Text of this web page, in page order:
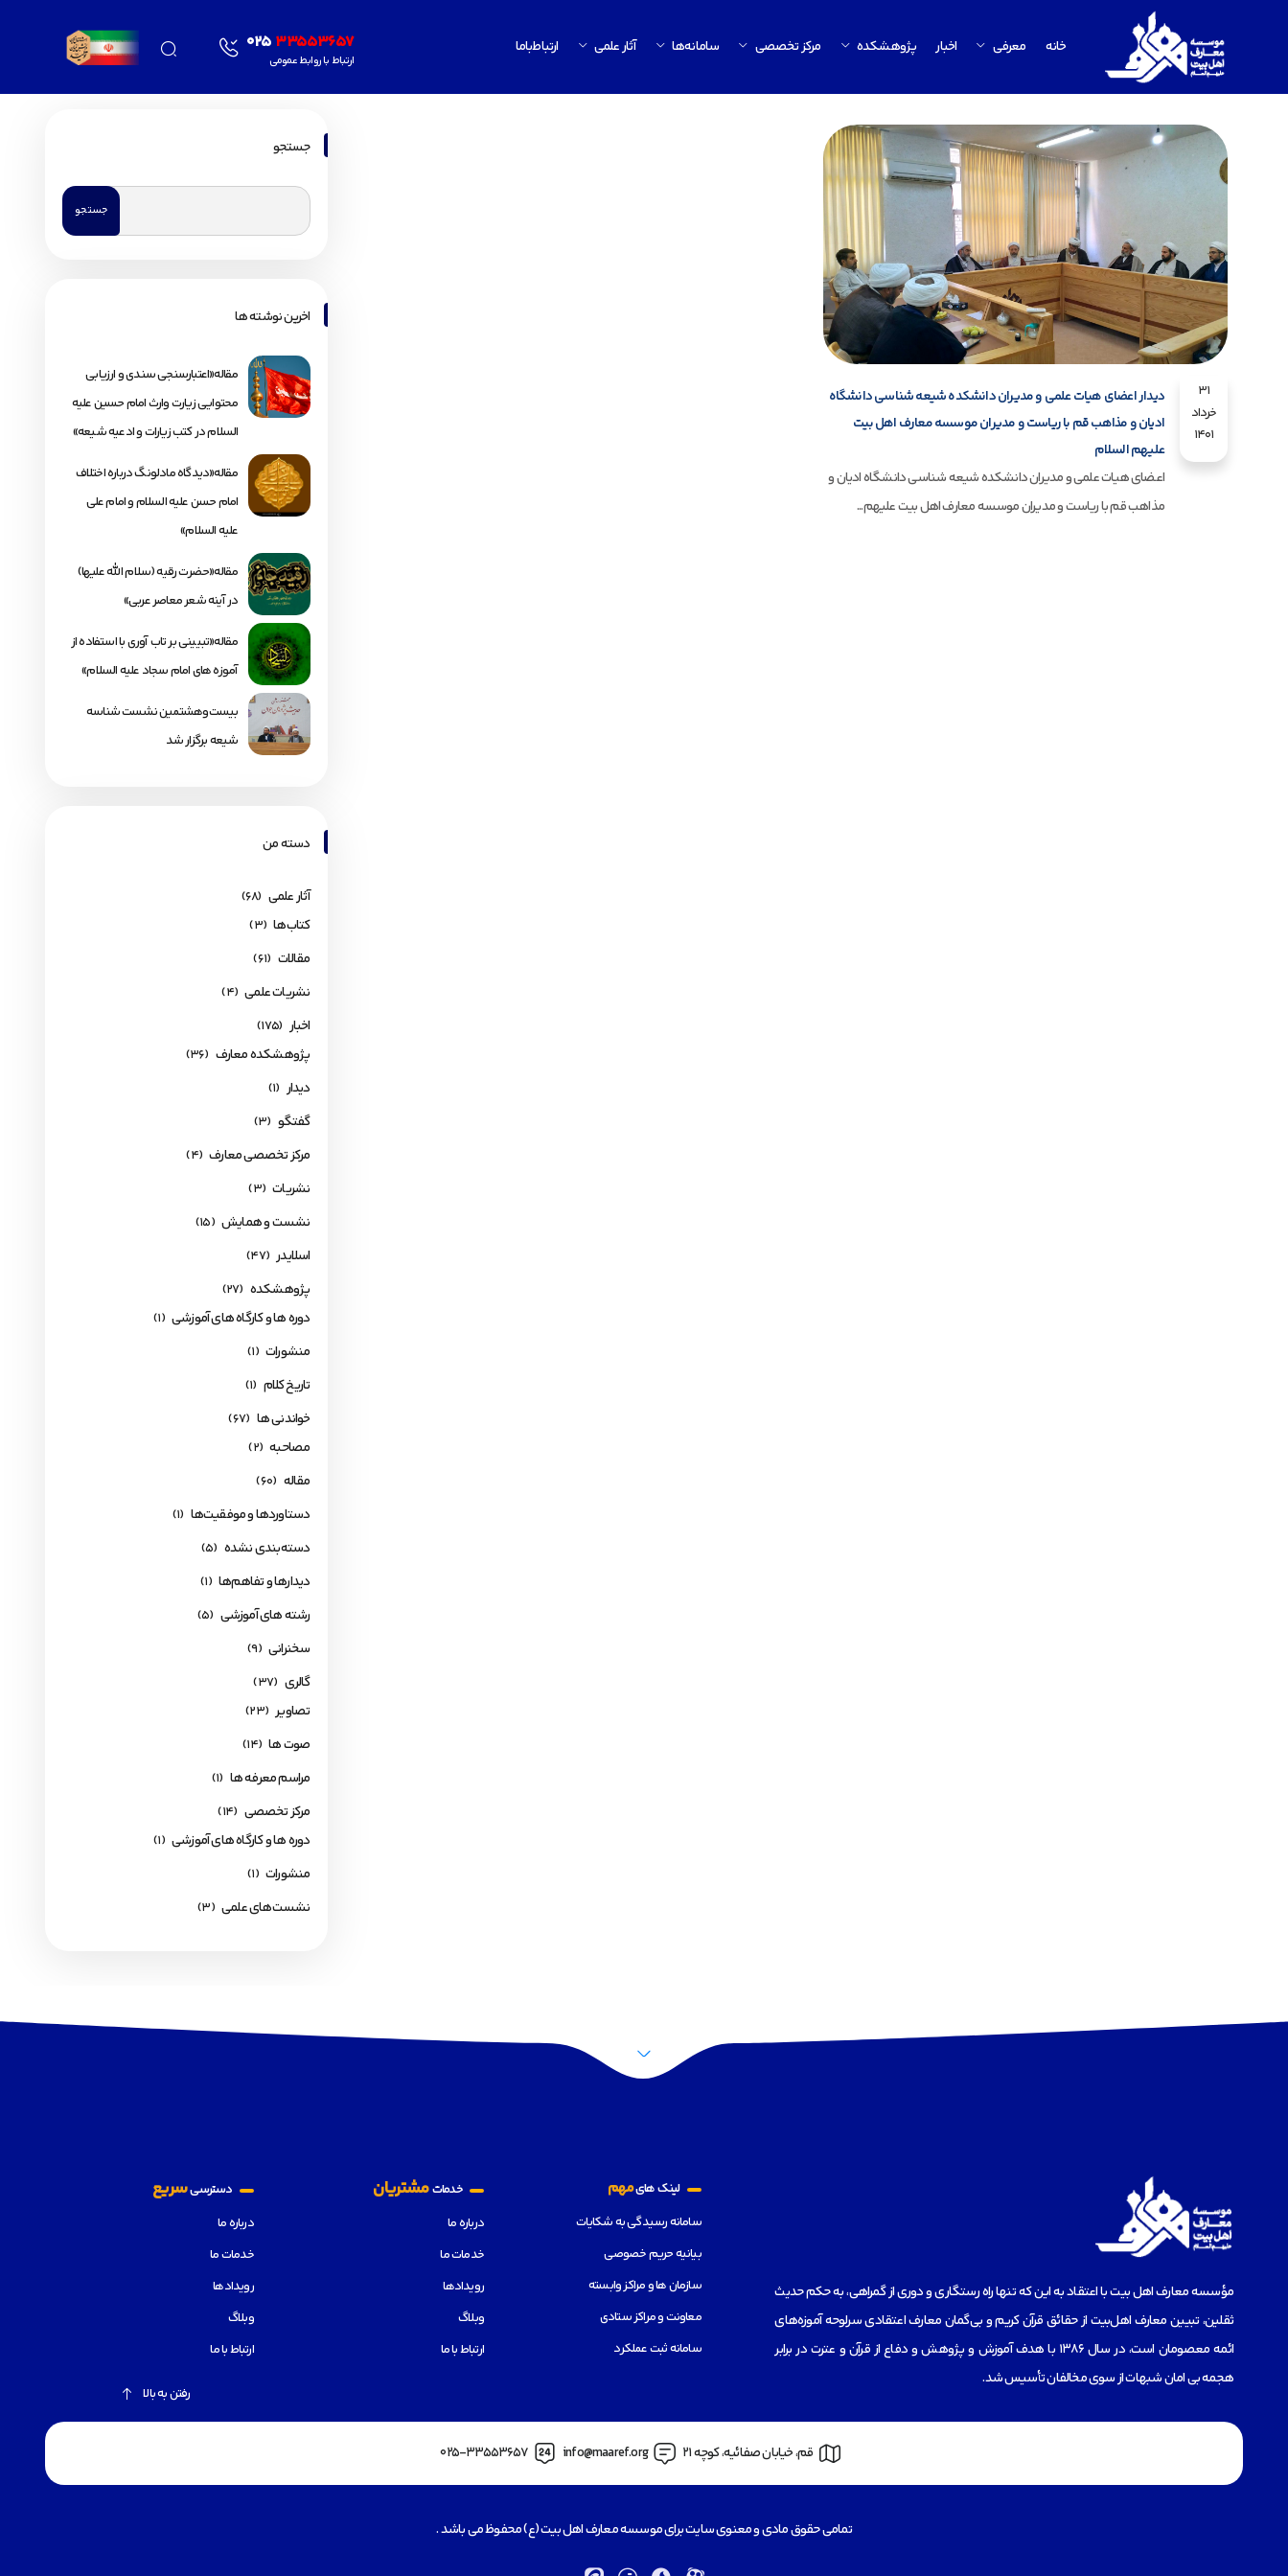
خانه معرفی اخبار پژوهشکده مرکز تخصصی سامانه‌ها آثار علمی ارتباط‌باما 02533553657
ارتباط با روابط عمومی
31
خرداد
1401
دیدار اعضای هیات علمی و مدیران دانشکده شیعه شناسی دانشگاه
ادیان و مذاهب قم با ریاست و مدیران موسسه معارف اهل بیت
علیهم السلام
اعضای هیات علمی و مدیران دانشکده شیعه شناسی دانشگاه ادیان و
مذاهب قم با ریاست و مدیران موسسه معارف اهل بیت علیهم...
جستجو
اخرین نوشته ها
مقاله«اعتبارسنجی سندی و ارزیابی
محتوایی زیارت وارث امام حسین علیه
السلام در کتب زیارات و ادعیه شیعه»
مقاله«دیدگاه مادلونگ درباره اختلاف
امام حسن علیه السلام و امام علی
علیه السلام»
مقاله«حضرت رقیه (سلام الله علیها)
در آینه شعر معاصر عربی»
مقاله«تبیینی بر تاب آوری با استفاده از
آموزه های امام سجاد علیه السلام»
بیست‌وهشتمین نشست شناسه
شیعه برگزار شد
دسته من
آثار علمی (68)
کتاب‌ها (3)
مقالات (61)
نشریات علمی (4)
اخبار (175)
پژوهشکده معارف (36)
دیدار (1)
گفتگو (3)
مرکز تخصصی معارف (4)
نشریات (3)
نشست و همایش (15)
اسلایدر (47)
پژوهشکده (27)
دوره ها و کارگاه های آموزشی (1)
منشورات (1)
تاریخ کلام (1)
خواندنی ها (67)
مصاحبه (2)
مقاله (60)
دستاوردها و موفقیت‌ها (1)
دسته‌بندی نشده (5)
دیدارها و تفاهم‌ها (1)
رشته های آموزشی (5)
سخنرانی (9)
گالری (37)
تصاویر (23)
صوت ها (14)
مراسم معرفه ها (1)
مرکز تخصصی (14)
دوره ها و کارگاه های آموزشی (1)
منشورات (1)
نشست‌های علمی (3)
مؤسسه‌ معارف اهل بیت با اعتقاد به این که تنها راه رستگاری و دوری از گمراهی، به حکم حدیث
ثقلین، تبیین معارف اهل‌بیت از حقائق قرآن کریم و بی‌گمان معارف اعتقادی سرلوحه آموزه‌های
ائمه معصومان است، در سال 1386 با هدف آموزش و پژوهش و دفاع از قرآن و عترت در برابر
هجمه بی امان شبهات از سوی مخالفان تأسیس شد.
لینک هایمهم
سامانه رسیدگی به شکایات
بیانیه حریم خصوصی
سازمان ها و مراکز وابسته
معاونت و مراکز ستادی
سامانه ثبت عملکرد
خدماتمشتریان
درباره ما
خدمات ما
رویدادها
وبلاگ
ارتباط با ما
دسترسیسریع
درباره ما
خدمات ما
رویدادها
وبلاگ
ارتباط با ما
رفتن به بالا
قم، خیابان صفائیه، کوچه 21 info@maaref.org
025-33553657
تمامی حقوق مادی و معنوی سایت برای موسسه معارف اهل بیت (ع) محفوظ می باشد .